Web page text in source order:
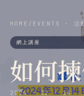
HOME / EVENTS · 活
網上講座
如何
2024 · 12 · 14